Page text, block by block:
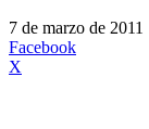
7 de marzo de 2011
Facebook
X